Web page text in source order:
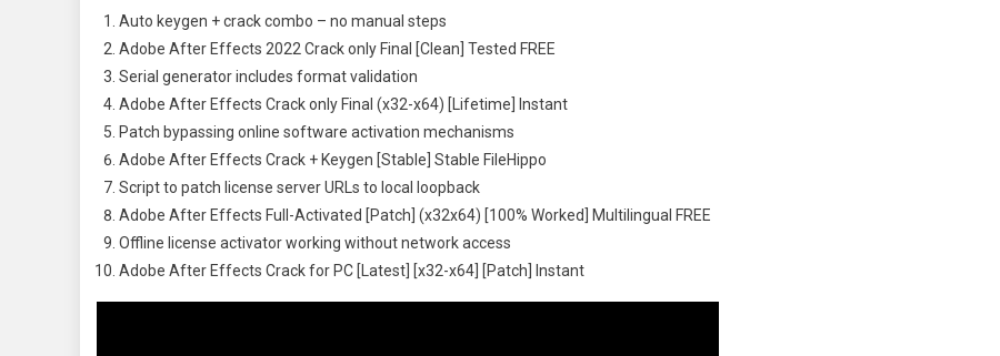
Auto keygen + crack combo – no manual steps
Adobe After Effects 2022 Crack only Final [Clean] Tested FREE
Serial generator includes format validation
Adobe After Effects Crack only Final (x32-x64) [Lifetime] Instant
Patch bypassing online software activation mechanisms
Adobe After Effects Crack + Keygen [Stable] Stable FileHippo
Script to patch license server URLs to local loopback
Adobe After Effects Full-Activated [Patch] (x32x64) [100% Worked] Multilingual FREE
Offline license activator working without network access
Adobe After Effects Crack for PC [Latest] [x32-x64] [Patch] Instant